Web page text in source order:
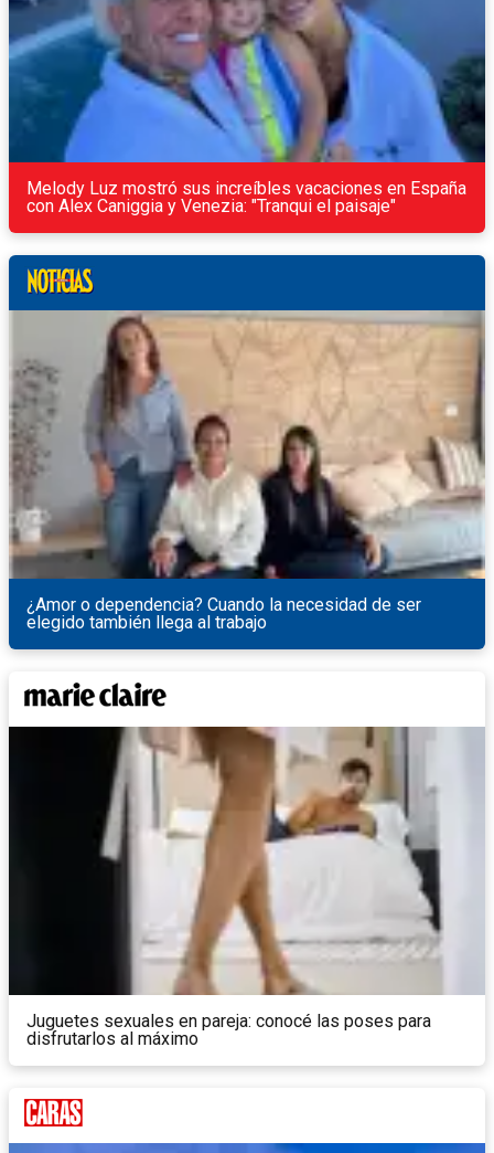
Melody Luz mostró sus increíbles vacaciones en España
con Alex Caniggia y Venezia: "Tranqui el paisaje"
¿Amor o dependencia? Cuando la necesidad de ser
elegido también llega al trabajo
Juguetes sexuales en pareja: conocé las poses para
disfrutarlos al máximo